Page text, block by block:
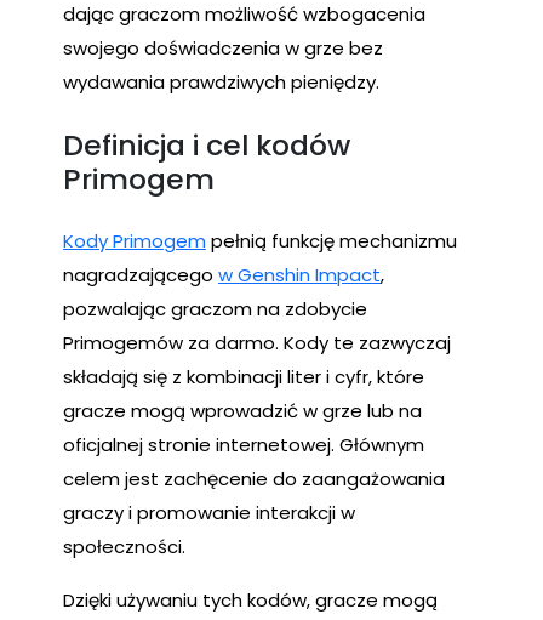
dając graczom możliwość wzbogacenia
swojego doświadczenia w grze bez
wydawania prawdziwych pieniędzy.
Definicja i cel kodów
Primogem
Kody Primogem pełnią funkcję mechanizmu
nagradzającego w Genshin Impact,
pozwalając graczom na zdobycie
Primogemów za darmo. Kody te zazwyczaj
składają się z kombinacji liter i cyfr, które
gracze mogą wprowadzić w grze lub na
oficjalnej stronie internetowej. Głównym
celem jest zachęcenie do zaangażowania
graczy i promowanie interakcji w
społeczności.
Dzięki używaniu tych kodów, gracze mogą